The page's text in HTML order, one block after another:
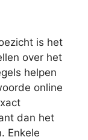
is het
over het
helpen
online
dan het
Enkele